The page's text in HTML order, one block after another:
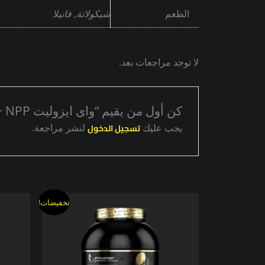
الطعم شيكولاتة, فانيلا
لا توجد مراجعات بعد.
كن أول من يقيم “واى ايزوليت NPP + كرياتين HCL + معصم”
يجب عليكتسجيل الدخوللنشر مراجعة.
تخفيضات!
الأصلي
هو:
4000,00 EGP.
السعر
الحالي
هناك
العديد